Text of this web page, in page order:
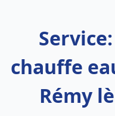
chauffe
Rémy